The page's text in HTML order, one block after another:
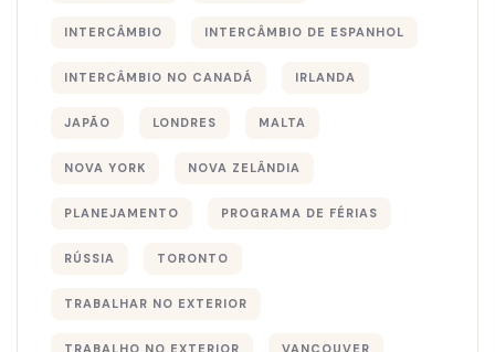
INTERCÂMBIO INTERCÂMBIO DE ESPANHOL
INTERCÂMBIO NO CANADÁ IRLANDA
JAPÃO LONDRES MALTA
NOVA YORK NOVA ZELÂNDIA
PLANEJAMENTO PROGRAMA DE FÉRIAS
RÚSSIA TORONTO
TRABALHAR NO EXTERIOR